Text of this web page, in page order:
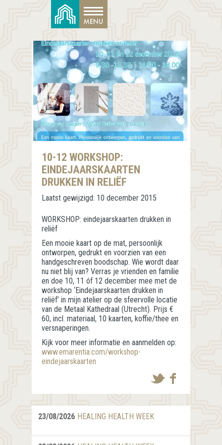
10-12 WORKSHOP:
EINDEJAARSKAARTEN
DRUKKEN IN RELIËF
Laatst gewijzigd: 10 december 2015
WORKSHOP: eindejaarskaarten drukken in
reliëf
Een mooie kaart op de mat, persoonlijk
ontworpen, gedrukt en voorzien van een
handgeschreven boodschap. Wie wordt daar
nu niet blij van? Verras je vrienden en familie
en doe 10, 11 óf 12 december mee met de
workshop ‘Eindejaarskaarten drukken in
reliëf’ in mijn atelier op de sfeervolle locatie
van de Metaal Kathedraal (Utrecht). Prijs €
60, incl. materiaal, 10 kaarten, koffie/thee en
versnaperingen.
Kijk voor meer informatie en aanmelden op:
www.emarentia.com/workshop-
eindejaarskaarten
23/08/2026 HEALING HEALTH WEEK